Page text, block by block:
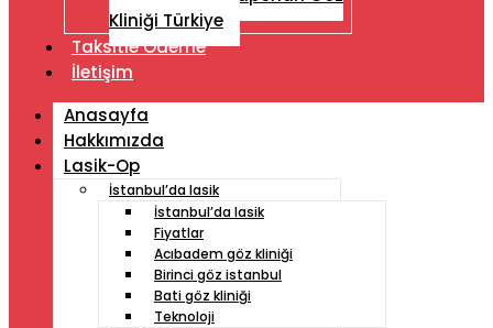
Kliniği Türkiye
Taksitle Ödeme
İletişim
Anasayfa
Hakkımızda
Lasik-Op
İstanbul’da lasik
İstanbul’da lasik
Fiyatlar
Acıbadem göz kliniği
Birinci göz istanbul
Bati göz kliniği
Teknoloji